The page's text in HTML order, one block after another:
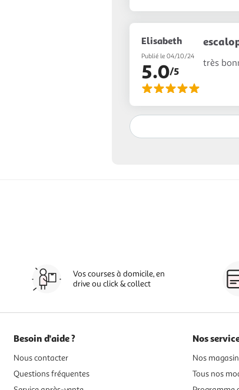
Elisabeth
Publié le 04/10/24
5.0/5
très
Vos courses à domicile, en
drive ou click & collect
Besoin d'aide ?
Nous contacter
Questions fréquentes
Nos
Nos
Tous nos